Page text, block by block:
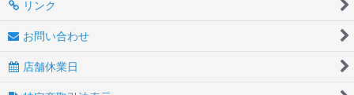
リンク
お問い合わせ
店舗休業日